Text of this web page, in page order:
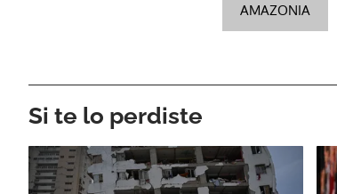
AMAZONIA
Si te lo perdiste